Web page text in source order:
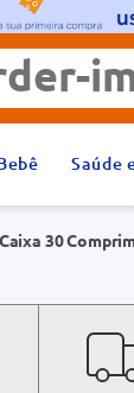
Saúde
30